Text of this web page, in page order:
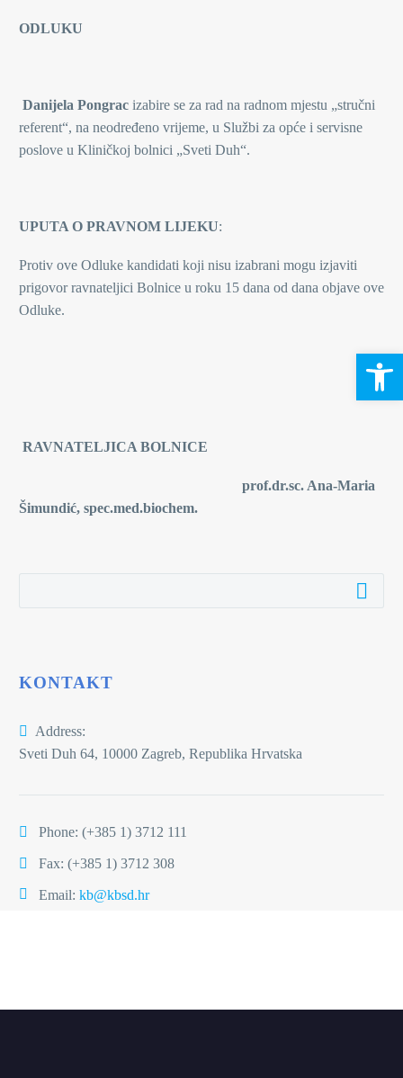
ODLUKU
Danijela Pongrac izabire se za rad na radnom mjestu „stručni
referent“, na neodređeno vrijeme, u Službi za opće i servisne
poslove u Kliničkoj bolnici „Sveti Duh“.
UPUTA O PRAVNOM LIJEKU:
Protiv ove Odluke kandidati koji nisu izabrani mogu izjaviti
prigovor ravnateljici Bolnice u roku 15 dana od dana objave ove
Odluke.
RAVNATELJICA BOLNICE
prof.dr.sc. Ana-Maria
Šimundić, spec.med.biochem.
KONTAKT
Address:
Sveti Duh 64, 10000 Zagreb, Republika Hrvatska
Phone: (+385 1) 3712 111
Fax: (+385 1) 3712 308
Email: kb@kbsd.hr